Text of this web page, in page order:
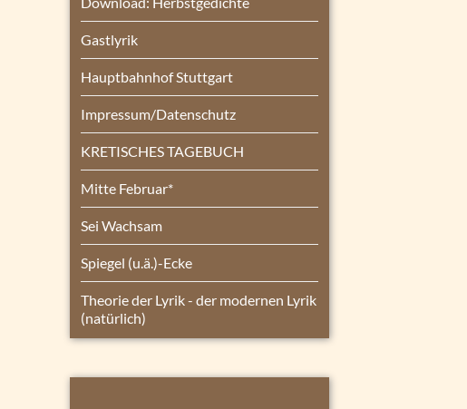
Gastlyrik
Hauptbahnhof Stuttgart
Impressum/Datenschutz
KRETISCHES TAGEBUCH
Mitte Februar*
Sei Wachsam
Spiegel (u.ä.)-Ecke
Theorie der Lyrik - der modernen Lyrik
(natürlich)